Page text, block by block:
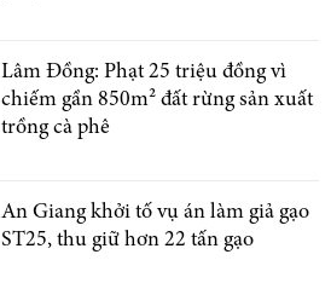
Lâm Đồng: Phạt 25 triệu đồng vì
chiếm gần 850m² đất rừng sản xuất
trồng cà phê
An Giang khởi tố vụ án làm giả gạo
ST25, thu giữ hơn 22 tấn gạo